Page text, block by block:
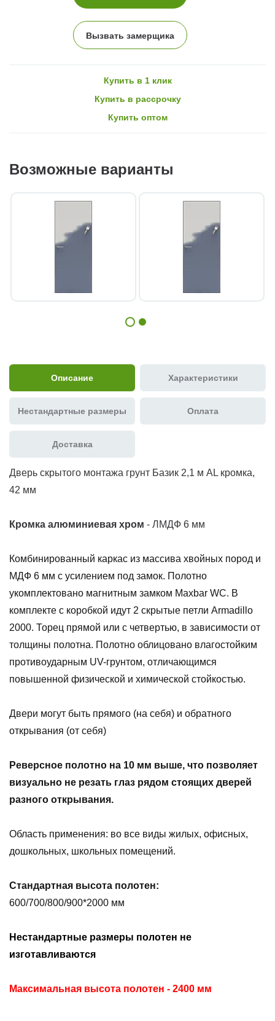
Вызвать замерщика
Купить в 1 клик
Купить в рассрочку
Купить оптом
Возможные варианты
Описание Характеристики
Нестандартные размеры Оплата
Доставка
Дверь скрытого монтажа грунт Базик 2,1 м AL кромка,
42 мм
Кромка алюминиевая хром - ЛМДФ 6 мм
Комбинированный каркас из массива хвойных пород и
МДФ 6 мм с усилением под замок. Полотно
укомплектовано магнитным замком Maxbar WC. В
комплекте с коробкой идут 2 скрытые петли Armadillo
2000. Торец прямой или с четвертью, в зависимости от
толщины полотна. Полотно облицовано влагостойким
противоударным UV-грунтом, отличающимся
повышенной физической и химической стойкостью.
Двери могут быть прямого (на себя) и обратного
открывания (от себя)
Реверсное полотно на 10 мм выше, что позволяет
визуально не резать глаз рядом стоящих дверей
разного открывания.
Область применения: во все виды жилых, офисных,
дошкольных, школьных помещений.
Стандартная высота полотен:
600/700/800/900*2000 мм
Нестандартные размеры полотен не
изготавливаются
Максимальная высота полотен - 2400 мм